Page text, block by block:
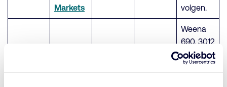
Markets
volgen.
Weena
690, 3012
CN
Rotterda